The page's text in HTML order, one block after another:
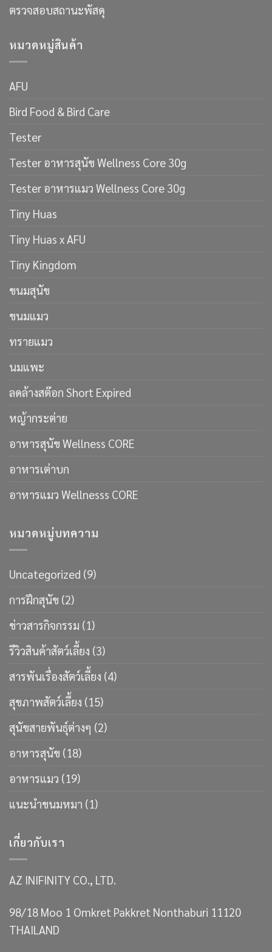
ตรวจสอบสถานะพัสดุ
หมวดหมู่สินค้า
AFU
Bird Food & Bird Care
Tester
Tester อาหารสุนัข Wellness Core 30g
Tester อาหารแมว Wellness Core 30g
Tiny Huas
Tiny Huas x AFU
Tiny Kingdom
ขนมสุนัข
ขนมแมว
ทรายแมว
นมแพะ
ลดล้างสต๊อก Short Expired
หญ้ากระต่าย
อาหารสุนัข Wellness CORE
อาหารเต่าบก
อาหารแมว Wellnesss CORE
หมวดหมู่บทความ
Uncategorized (9)
การฝึกสุนัข (2)
ข่าวสารกิจกรรม (1)
รีวิวสินค้าสัตว์เลี้ยง (3)
สารพันเรื่องสัตว์เลี้ยง (4)
สุขภาพสัตว์เลี้ยง (15)
สุนัขสายพันธ์ุต่างๆ (2)
อาหารสุนัข (18)
อาหารแมว (19)
แนะนำขนมหมา (1)
เกี่ยวกับเรา
AZ INIFINITY CO., LTD.
98/18 Moo 1 Omkret Pakkret Nonthaburi 11120
THAILAND